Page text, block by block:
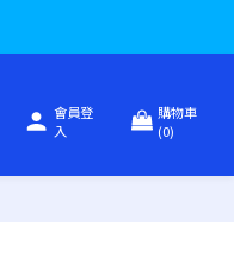
會員登
入
購物車
(0)